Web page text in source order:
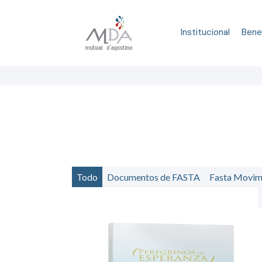
Institucional
Documentos de FASTA Fasta
Todo